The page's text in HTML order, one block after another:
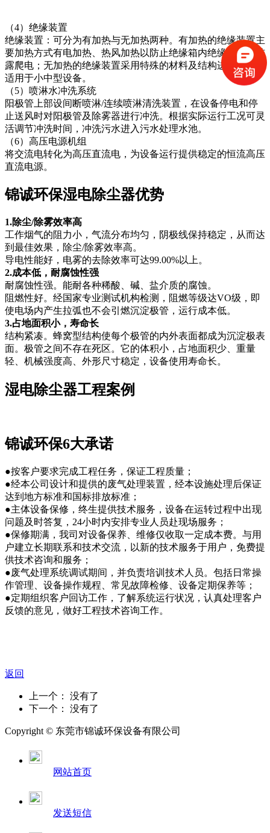
（4）绝缘装置
绝缘装置：可分为有加热与无加热两种。有加热的绝缘装置主
要加热方式有电加热、热风加热以防止绝缘箱内绝缘石英管结
露爬电；无加热的绝缘装置采用特殊的材料及结构进行绝缘，
适用于小中型设备。
（5）喷淋水冲洗系统
阳极管上部设间断喷淋/连续喷淋清洗装置，在设备停电和停
止送风时对阳极管及除雾器进行冲洗。根据实际运行工况可灵
活调节冲洗时间，冲洗污水进入污水处理水池。
（6）高压电源机组
将交流电转化为高压直流电，为设备运行提供稳定的恒流高压
直流电源。
锦诚环保湿电除尘器优势
1.除尘/除雾效率高
工作烟气的阻力小，气流分布均匀，阴极线保持稳定，从而达
到最佳效果，除尘/除雾效率高。
导电性能好，电雾的去除效率可达99.00%以上。
2.成本低，耐腐蚀性强
耐腐蚀性强。能耐各种稀酸、碱、盐介质的腐蚀。
阻燃性好。经国家专业测试机构检测，阻燃等级达VO级，即
使电场内产生拉弧也不会引燃沉淀极管，运行成本低。
3.占地面积小，寿命长
结构紧凑。蜂窝型结构使每个极管的内外表面都成为沉淀极表
面。极管之间不存在死区。它的体积小，占地面积少、重量
轻、机械强度高、外形尺寸稳定，设备使用寿命长。
湿电除尘器工程案例
锦诚环保6大承诺
●按客户要求完成工程任务，保证工程质量；
●经本公司设计和提供的废气处理装置，经本设施处理后保证
达到地方标准和国标排放标准；
●主体设备保修，终生提供技术服务，设备在运转过程中出现
问题及时答复，24小时内安排专业人员赴现场服务；
●保修期满，我司对设备保养、维修仅收取一定成本费。与用
户建立长期联系和技术交流，以新的技术服务于用户，免费提
供技术咨询和服务；
●废气处理系统调试期间，并负责培训技术人员。包括日常操
作管理、设备操作规程、常见故障检修、设备定期保养等；
●定期组织客户回访工作，了解系统运行状况，认真处理客户
反馈的意见，做好工程技术咨询工作。
返回
上一个： 没有了
下一个： 没有了
Copyright © 东莞市锦诚环保设备有限公司
网站首页
发送短信